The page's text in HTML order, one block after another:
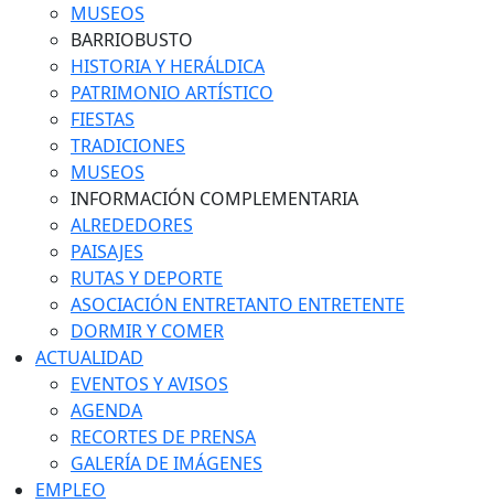
MUSEOS
BARRIOBUSTO
HISTORIA Y HERÁLDICA
PATRIMONIO ARTÍSTICO
FIESTAS
TRADICIONES
MUSEOS
INFORMACIÓN COMPLEMENTARIA
ALREDEDORES
PAISAJES
RUTAS Y DEPORTE
ASOCIACIÓN ENTRETANTO ENTRETENTE
DORMIR Y COMER
ACTUALIDAD
EVENTOS Y AVISOS
AGENDA
RECORTES DE PRENSA
GALERÍA DE IMÁGENES
EMPLEO